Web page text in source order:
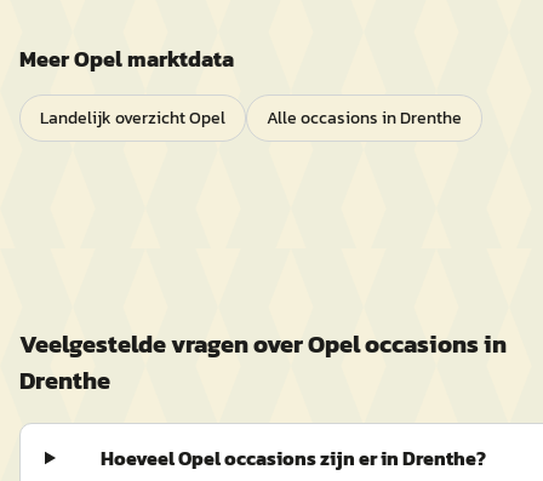
MeerOpelmarktdata
Landelijk overzichtOpel Alle occasions inDrenthe
Veelgestelde vragen overOpeloccasions in
Drenthe
Hoeveel Opel occasions zijn er in Drenthe?